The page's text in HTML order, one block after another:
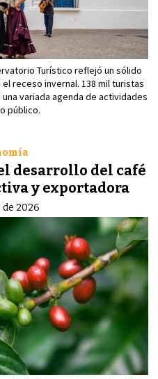
Turístico reflejó un sólido
receso invernal. 138 mil turistas
variada agenda de actividades
público.
desarrollo del café
y exportadora
de 2026